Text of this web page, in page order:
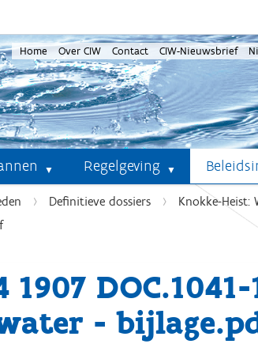
Home Over CIW Contact CIW-Nieuwsbrief
Regelgeving
Definitieve dossiers
Knokke-Heist:
1907
-